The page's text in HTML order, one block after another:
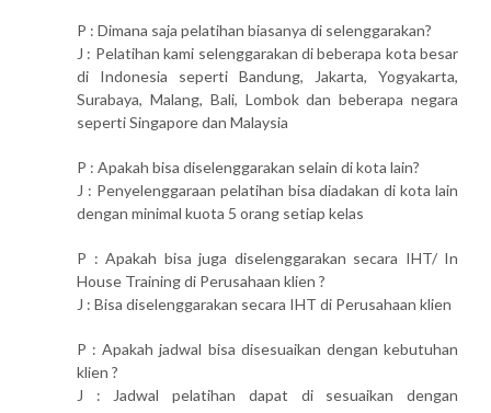
P : Dimana saja pelatihan biasanya di selenggarakan?
J : Pelatihan kami selenggarakan di beberapa kota besar
di Indonesia seperti Bandung, Jakarta, Yogyakarta,
Surabaya, Malang, Bali, Lombok dan beberapa negara
seperti Singapore dan Malaysia
P : Apakah bisa diselenggarakan selain di kota lain?
J : Penyelenggaraan pelatihan bisa diadakan di kota lain
dengan minimal kuota 5 orang setiap kelas
P : Apakah bisa juga diselenggarakan secara IHT/ In
House Training di Perusahaan klien ?
J : Bisa diselenggarakan secara IHT di Perusahaan klien
P : Apakah jadwal bisa disesuaikan dengan kebutuhan
klien ?
J : Jadwal pelatihan dapat di sesuaikan dengan